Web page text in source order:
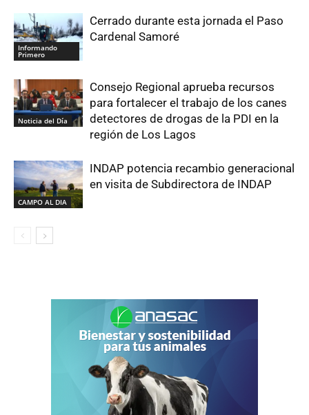
Informando
Primero
Cerrado durante esta jornada el Paso
Cardenal Samoré
Noticia del Día
Consejo Regional aprueba recursos
para fortalecer el trabajo de los canes
detectores de drogas de la PDI en la
región de Los Lagos
CAMPO AL DIA
INDAP potencia recambio generacional
en visita de Subdirectora de INDAP